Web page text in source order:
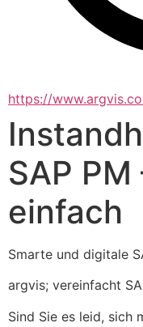
https://
SAP
einfach
Smarte und digitale
argvis; vereinfacht
Sind Sie es leid, sich